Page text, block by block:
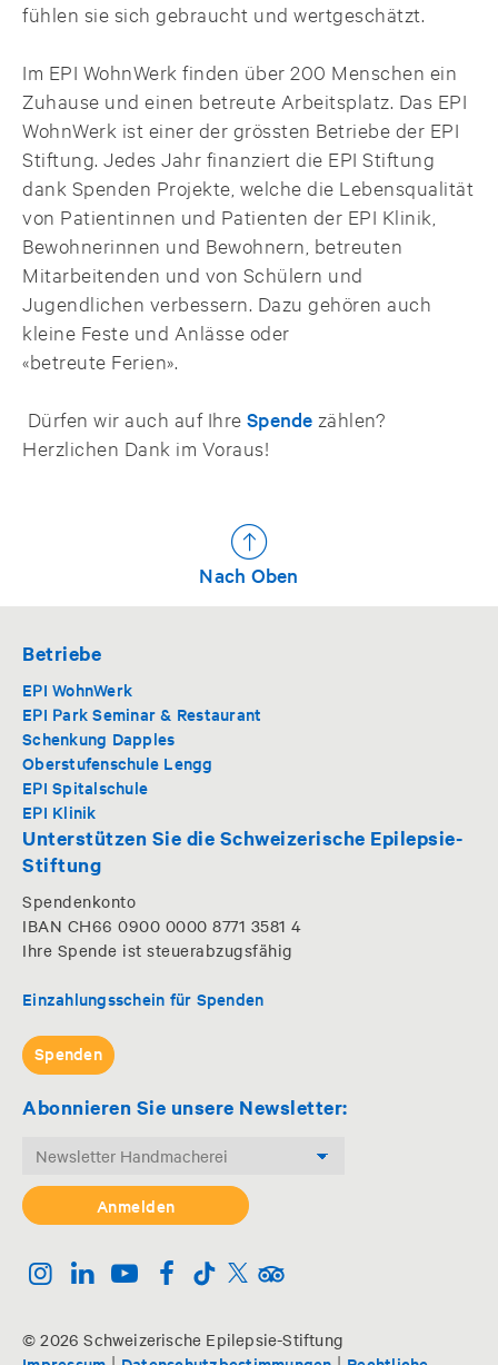
fühlen sie sich gebraucht und wertgeschätzt.
Im EPI WohnWerk finden über 200 Menschen ein
Zuhause und einen betreute Arbeitsplatz. Das EPI
WohnWerk ist einer der grössten Betriebe der EPI
Stiftung. Jedes Jahr finanziert die EPI Stiftung
dank Spenden Projekte, welche die Lebensqualität
von Patientinnen und Patienten der EPI Klinik,
Bewohnerinnen und Bewohnern, betreuten
Mitarbeitenden und von Schülern und
Jugendlichen verbessern. Dazu gehören auch
kleine Feste und Anlässe oder
«betreute Ferien».
Dürfen wir auch auf Ihre Spende zählen?
Herzlichen Dank im Voraus!
Nach Oben
Betriebe
EPI WohnWerk
EPI Park Seminar & Restaurant
Schenkung Dapples
Oberstufenschule Lengg
EPI Spitalschule
EPI Klinik
Unterstützen Sie die Schweizerische Epilepsie-
Stiftung
Spendenkonto
IBAN CH66 0900 0000 8771 3581 4
Ihre Spende ist steuerabzugsfähig
Einzahlungsschein für Spenden
Spenden
Abonnieren Sie unsere Newsletter:
© 2026 Schweizerische Epilepsie-Stiftung